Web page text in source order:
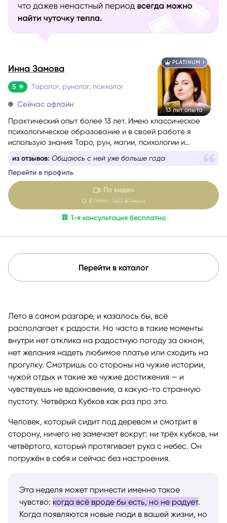
PLATINUM
13 лет опыта
Инна Замова
5 Таролог, рунолог, психолог
Сейчас офлайн
Практический опыт более 13 лет. Имею классическое
психологическое образование и в своей работе я
использую знания Таро, рун, магии, психологии и
из отзывов: Общаюсь с ней уже больше года
Перейти в профиль
По видео
0 ₽/мин 160 ₽/мин
1-я консультация бесплатно
Перейти в каталог
Лето в самом разгаре, и казалось бы, всё
располагает к радости. Но часто в такие моменты
внутри нет отклика на радостную погоду за окном,
нет желания надеть любимое платье или сходить на
прогулку. Смотришь со стороны на чужие истории,
чужой отдых и такие же чужие достижения — и
чувствуешь не вдохновение, а какую-то странную
пустоту. Четвёрка Кубков как раз про это.
Человек, который сидит под деревом и смотрит в
сторону, ничего не замечает вокруг: ни трёх кубков, ни
четвёртого, который протягивает рука с небес. Он
погружён в себя и сейчас без настроения.
Эта неделя может принести именно такое
чувство: когда всё вроде бы есть, но не радует.
Когда появляются новые люди в вашей жизни, но